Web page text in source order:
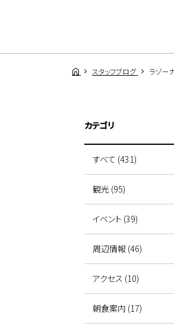
スタッフブログ ラゾー
カテゴリ
すべて (431)
観光 (95)
イベント (39)
周辺情報 (46)
アクセス (10)
朝食案内 (17)